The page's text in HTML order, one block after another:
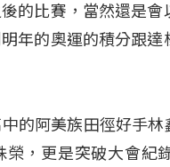
的比賽，當然還是
年的奧運的積分跟
的阿美族田徑好手
榮，更是突破大會紀